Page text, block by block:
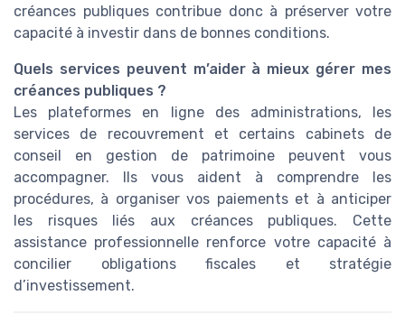
créances publiques contribue donc à préserver votre
capacité à investir dans de bonnes conditions.
Quels services peuvent m’aider à mieux gérer mes
créances publiques ?
Les plateformes en ligne des administrations, les
services de recouvrement et certains cabinets de
conseil en gestion de patrimoine peuvent vous
accompagner. Ils vous aident à comprendre les
procédures, à organiser vos paiements et à anticiper
les risques liés aux créances publiques. Cette
assistance professionnelle renforce votre capacité à
concilier obligations fiscales et stratégie
d’investissement.